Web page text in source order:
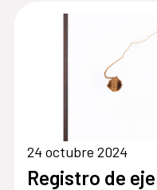
24 octubre 2024
Registro de